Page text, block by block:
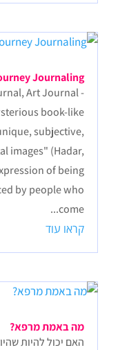
Journaling”
Art Journal -
book-like
subjective,
images" (Hadar,
of being
by people who
come...
קראו עוד
מה באמת מרפא?
האם יכול להיות